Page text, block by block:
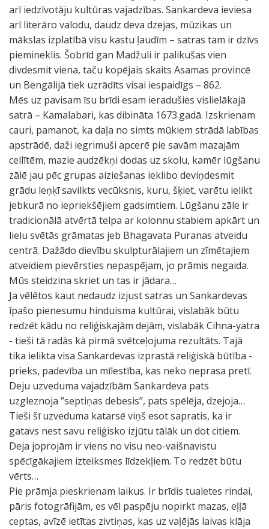
arī iedzīvotāju kultūras vajadzības. Sankardeva ieviesa
arī literāro valodu, daudz deva dzejas, mūzikas un
mākslas izplatībā visu kastu ļaudīm – satras tam ir dzīvs
piemineklis. Šobrīd gan Madžuli ir palikušas vien
divdesmit viena, taču kopējais skaits Asamas provincē
un Bengālijā tiek uzrādīts visai iespaidīgs – 862.
Mēs uz pavisam īsu brīdi esam ieradušies vislielākajā
satrā – Kamalabari, kas dibināta 1673.gadā. Izskrienam
cauri, pamanot, ka daļa no simts mūkiem strādā labības
apstrādē, daži iegrimuši apcerē pie savām mazajām
cellītēm, mazie audzēkņi dodas uz skolu, kamēr lūgšanu
zālē jau pēc grupas aiziešanas ieklibo deviņdesmit
grādu leņķī savilkts vecūksnis, kuru, šķiet, varētu ielikt
jebkurā no iepriekšējiem gadsimtiem. Lūgšanu zāle ir
tradicionālā atvērtā telpa ar kolonnu stabiem apkārt un
lielu svētās grāmatas jeb Bhagavata Puranas atveidu
centrā. Dažādo dievību skulpturālajiem un zīmētajiem
atveidiem pievērsties nepaspējam, jo prāmis negaida.
Mūs steidzina skriet un tas ir jādara…
Ja vēlētos kaut nedaudz izjust satras un Sankardevas
īpašo pienesumu hinduisma kultūrai, vislabāk būtu
redzēt kādu no reliģiskajām dejām, vislabāk Cihna-yatra
- tieši tā radās kā pirmā svētceļojuma rezultāts. Tajā
tika ielikta visa Sankardevas izprastā reliģiskā būtība -
prieks, padevība un mīlestība, kas neko neprasa pretī.
Deju uzveduma vajadzībām Sankardeva pats
uzgleznoja ‘’septiņas debesis’’, pats spēlēja, dzejoja…
Tieši šī uzveduma katarsē viņš esot sapratis, ka ir
gatavs nest savu reliģisko izjūtu tālāk un dot citiem.
Deja joprojām ir viens no visu neo-vaišnavistu
spēcīgākajiem izteiksmes līdzekļiem. To redzēt būtu
vērts…
Pie prāmja pieskrienam laikus. Ir brīdis tualetes rindai,
pāris fotogrāfijām, es vēl paspēju nopirkt mazas, eļļā
ceptas, avīzē ietītas zivtiņas, kas uz vaļējās laivas klāja